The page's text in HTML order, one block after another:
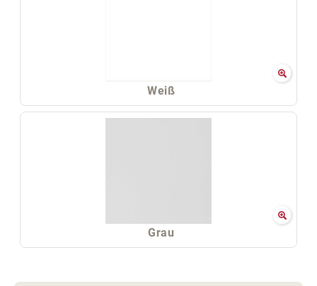
Weiß
Grau